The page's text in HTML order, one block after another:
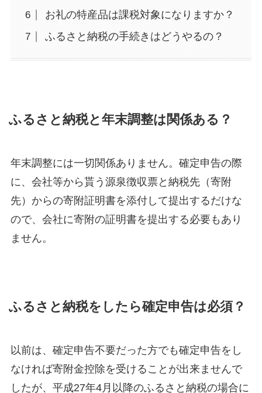
お礼の特産品は課税対象になりますか？
ふるさと納税の手続きはどうやるの？
ふるさと納税と年末調整は関係ある？
年末調整には一切関係ありません。確定申告の際
に、会社等から貰う源泉徴収票と納税先（寄附
先）からの寄附証明書を添付して提出するだけな
ので、会社に寄附の証明書を提出する必要もあり
ません。
ふるさと納税をしたら確定申告は必須？
以前は、確定申告不要だった方でも確定申告をし
なければ寄附金控除を受けることが出来ませんで
したが、平成27年4月以降のふるさと納税の場合に